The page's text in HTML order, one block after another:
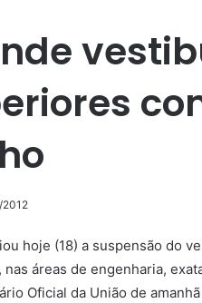
2012
hoje (18) a suspensão do
áreas de engenharia,
Oficial da União de amanhã